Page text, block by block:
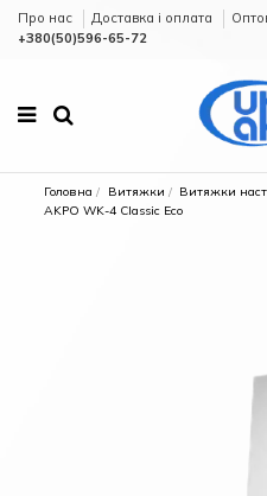
Про нас Доставка і оплата
+380(50)596-65-72
Головна Витяжки Витяжки
AKPO WK-4 Classic Eco